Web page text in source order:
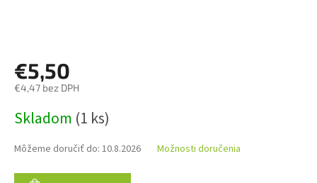
€5,50
€4,47 bez DPH
cena:
Skladom (1 ks)
Môžeme doručiť do: 10.8.2026 Možnosti doručenia